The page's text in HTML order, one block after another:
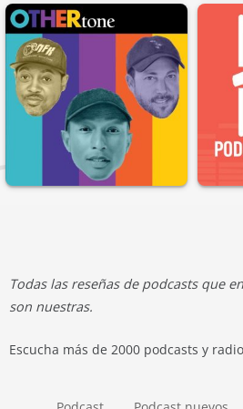
Todas las reseñas de podcasts que
son nuestras.
Escucha más de 2000 podcasts y